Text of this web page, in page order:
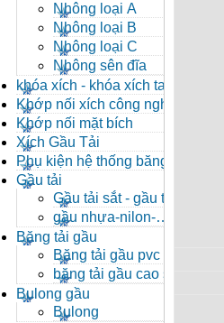
Nhông loại A
Nhông loại B
Nhông loại C
Nhông sên đĩa
khóa xích - khóa xích tai eo
- khóa xích công nghiệp
Khớp nối xích công nghiệp
Khớp nối mặt bích
Xích Gầu Tải
Phụ kiện hệ thống băng tải
Gầu tải
Gầu tải sắt - gầu tải
inox
gầu nhựa-nilon-
HDPE
Băng tải gầu
Băng tải gầu pvc
băng tải gầu cao su
Bulong gầu
Bulong